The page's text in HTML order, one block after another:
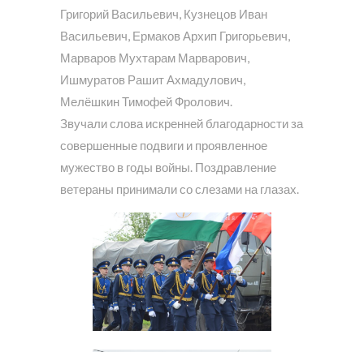
Григорий Васильевич, Кузнецов Иван
Васильевич, Ермаков Архип Григорьевич,
Марваров Мухтарам Марварович,
Ишмуратов Рашит Ахмадулович,
Мелёшкин Тимофей Фролович.
Звучали слова искренней благодарности за
совершенные подвиги и проявленное
мужество в годы войны. Поздравление
ветераны принимали со слезами на глазах.